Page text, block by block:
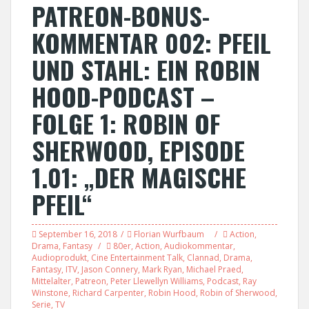
PATREON-BONUS-
KOMMENTAR 002: PFEIL
UND STAHL: EIN ROBIN
HOOD-PODCAST –
FOLGE 1: ROBIN OF
SHERWOOD, EPISODE
1.01: „DER MAGISCHE
PFEIL“
September 16, 2018 Florian Wurfbaum Action,
Drama, Fantasy 80er, Action, Audiokommentar,
Audioprodukt, Cine Entertainment Talk, Clannad, Drama,
Fantasy, ITV, Jason Connery, Mark Ryan, Michael Praed,
Mittelalter, Patreon, Peter Llewellyn Williams, Podcast, Ray
Winstone, Richard Carpenter, Robin Hood, Robin of Sherwood,
Serie, TV